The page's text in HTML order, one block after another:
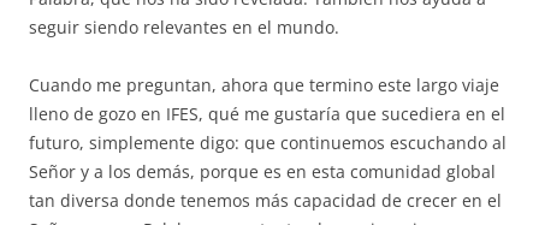
seguir siendo relevantes en el mundo.
Cuando me preguntan, ahora que termino este largo viaje
lleno de gozo en IFES, qué me gustaría que sucediera en el
futuro, simplemente digo: que continuemos escuchando al
Señor y a los demás, porque es en esta comunidad global
tan diversa donde tenemos más capacidad de crecer en el